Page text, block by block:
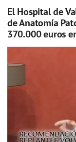
El Hospital de
de Anatomía
370.000 euros